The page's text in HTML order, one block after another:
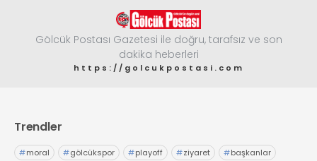
Gölcük Postası Gazetesi ile doğru, tarafsız ve son
dakika heberleri
https://golcukpostasi.com
Trendler
#moral #gölcükspor #playoff #ziyaret #başkanlar